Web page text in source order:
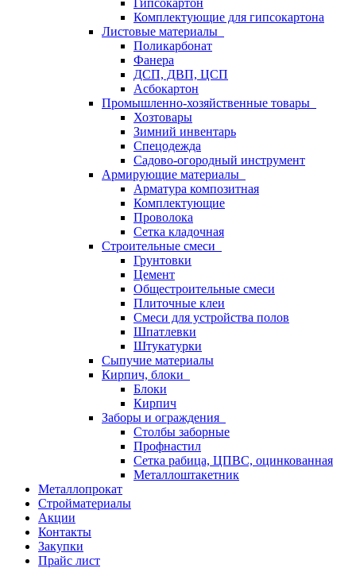
Гипсокартон
Комплектующие для гипсокартона
Листовые материалы
Поликарбонат
Фанера
ДСП, ДВП, ЦСП
Асбокартон
Промышленно-хозяйственные товары
Хозтовары
Зимний инвентарь
Спецодежда
Садово-огородный инструмент
Армирующие материалы
Арматура композитная
Комплектующие
Проволока
Сетка кладочная
Строительные смеси
Грунтовки
Цемент
Общестроительные смеси
Плиточные клеи
Смеси для устройства полов
Шпатлевки
Штукатурки
Сыпучие материалы
Кирпич, блоки
Блоки
Кирпич
Заборы и ограждения
Столбы заборные
Профнастил
Сетка рабица, ЦПВС, оцинкованная
Металлоштакетник
Металлопрокат
Стройматериалы
Акции
Контакты
Закупки
Прайс лист